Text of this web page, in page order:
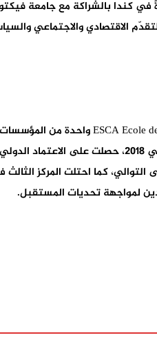
الاقتصادي والاجتماعي
لمواجهة تحديات المستقبل.